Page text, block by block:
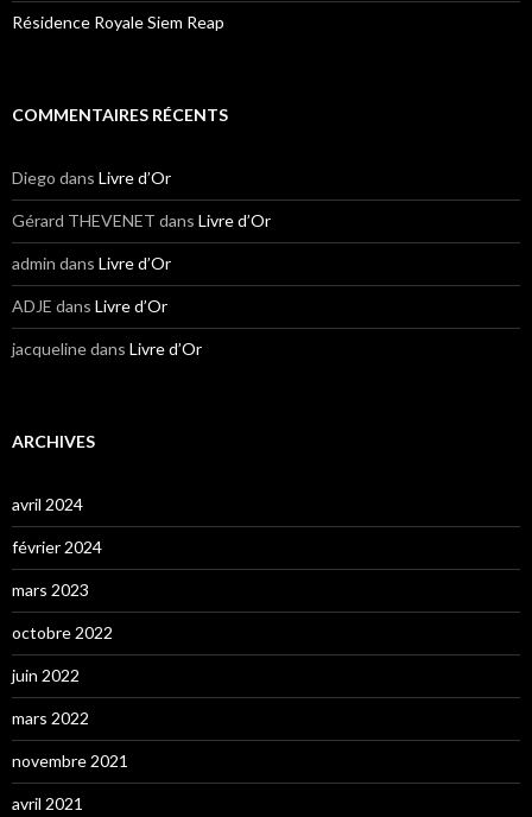
Résidence Royale Siem Reap
COMMENTAIRES RÉCENTS
Diego dans Livre d’Or
Gérard THEVENET dans Livre d’Or
admin dans Livre d’Or
ADJE dans Livre d’Or
jacquelinedans Livre d’Or
ARCHIVES
avril 2024
février 2024
mars 2023
octobre 2022
juin 2022
mars 2022
novembre 2021
avril 2021